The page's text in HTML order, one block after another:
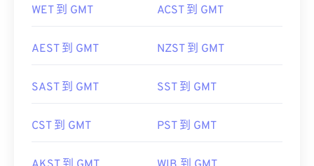
WET 到 GMT ACST 到 GMT
AEST 到 GMT NZST 到 GMT
SAST 到 GMT SST 到 GMT
CST 到 GMT PST 到 GMT